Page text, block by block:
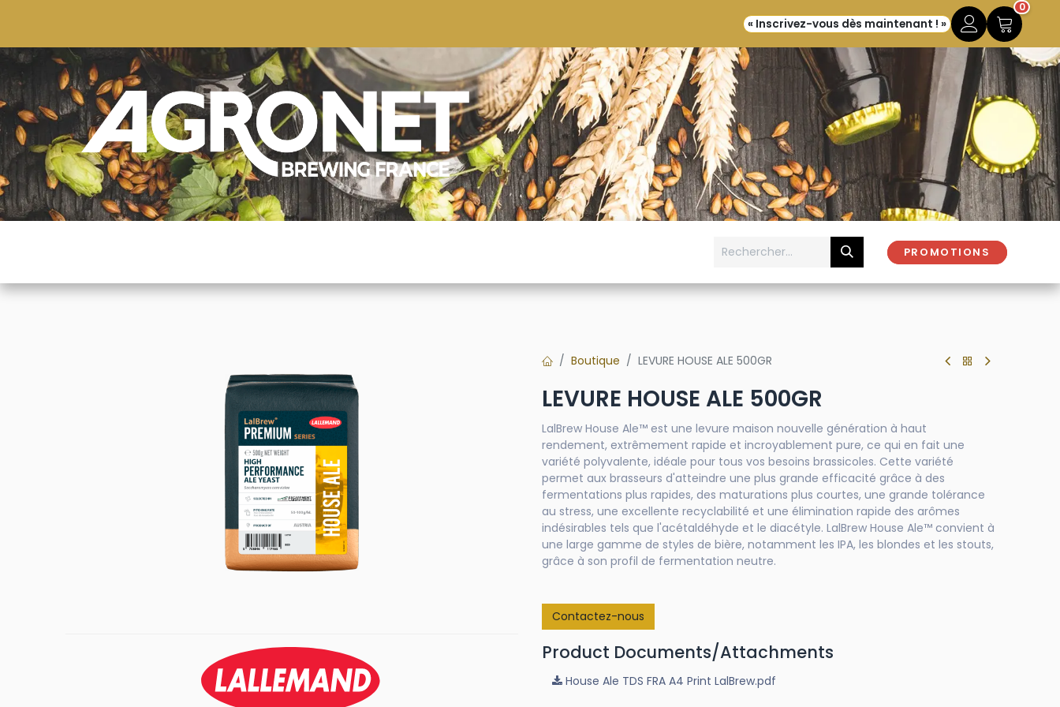
« Inscrivez-vous dès maintenant ! »
0
PROMOTIONS
Boutique LEVURE HOUSE ALE 500GR
LEVURE HOUSE ALE 500GR
LalBrew House Ale™ est une levure maison nouvelle génération à haut
rendement, extrêmement rapide et incroyablement pure, ce qui en fait une
variété polyvalente, idéale pour tous vos besoins brassicoles. Cette variété
permet aux brasseurs d'atteindre une plus grande efficacité grâce à des
fermentations plus rapides, des maturations plus courtes, une grande tolérance
au stress, une excellente recyclabilité et une élimination rapide des arômes
indésirables tels que l'acétaldéhyde et le diacétyle. LalBrew House Ale™ convient à
une large gamme de styles de bière, notamment les IPA, les blondes et les stouts,
grâce à son profil de fermentation neutre.
Contactez-nous
Product Documents/Attachments
House Ale TDS FRA A4 Print LalBrew.pdf